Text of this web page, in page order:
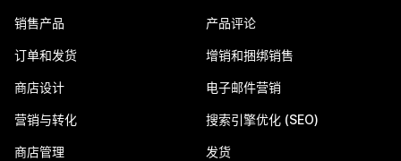
销售产品
订单和发货
商店设计
营销与转化
商店管理
产品评论
增销和捆绑销售
电子邮件营销
搜索引擎优化 (SEO)
发货